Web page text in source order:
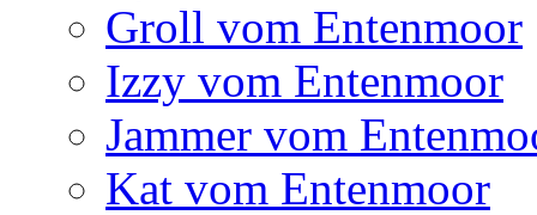
Groll vom Entenmoor
Izzy vom Entenmoor
Jammer vom
Kat vom Entenmoor